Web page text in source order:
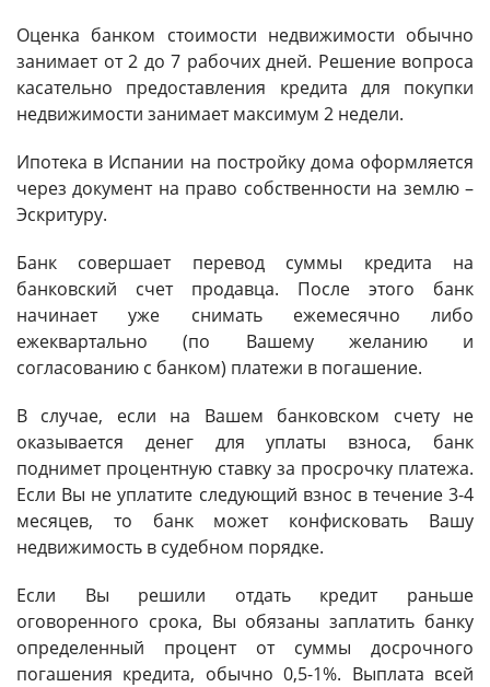
Оценка банком стоимости недвижимости обычно
занимает от 2 до 7 рабочих дней. Решение вопроса
касательно предоставления кредита для покупки
недвижимости занимает максимум 2 недели.
Ипотека в Испании на постройку дома оформляется
через документ на право собственности на землю –
Эскритуру.
Банк совершает перевод суммы кредита на
банковский счет продавца. После этого банк
начинает уже снимать ежемесячно либо
ежеквартально (по Вашему желанию и
согласованию с банком) платежи в погашение.
В случае, если на Вашем банковском счету не
оказывается денег для уплаты взноса, банк
поднимет процентную ставку за просрочку платежа.
Если Вы не уплатите следующий взнос в течение 3-4
месяцев, то банк может конфисковать Вашу
недвижимость в судебном порядке.
Если Вы решили отдать кредит раньше
оговоренного срока, Вы обязаны заплатить банку
определенный процент от суммы досрочного
погашения кредита, обычно 0,5-1%. Выплата всей